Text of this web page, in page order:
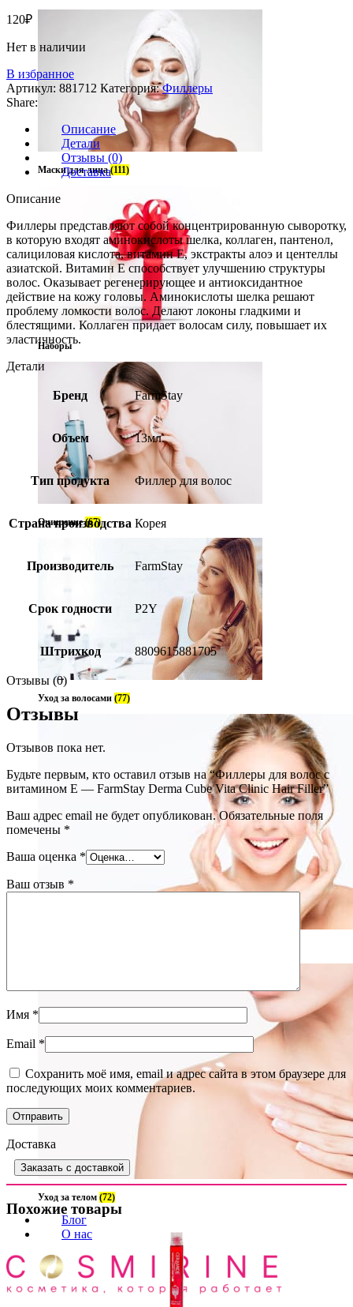
Маски для лица(111)
Наборы
Очищение(67)
Уход за волосами (77)
Уход за телом (72)
Блог
О нас
120₽
Нет в наличии
В избранное
Артикул: 881712 Категория: Филлеры
Share:
Описание
Детали
Отзывы (0)
Доставка
Описание
Филлеры представляют собой концентрированную сыворотку,
в которую входят аминокислоты шелка, коллаген, пантенол,
салициловая кислота, витамин Е, экстракты алоэ и центеллы
азиатской. Витамин Е способствует улучшению структуры
волос. Оказывает регенерирующее и антиоксидантное
действие на кожу головы. Аминокислоты шелка решают
проблему ломкости волос. Делают локоны гладкими и
блестящими. Коллаген придает волосам силу, повышает их
эластичность.
Детали
Бренд FarmStay
Объем 13мл.
Тип продукта Филлер для волос
Страна производства Корея
Производитель FarmStay
Срок годности P2Y
Штрихкод 8809615881705
Отзывы (0)
Отзывы
Отзывов пока нет.
Будьте первым, кто оставил отзыв на “Филлеры для волос с
витамином Е — FarmStay Derma Cube Vita Clinic Hair Filler”
Ваш адрес email не будет опубликован. Обязательные поля
помечены *
Ваша оценка *
Ваш отзыв *
Имя *
Email *
Сохранить моё имя, email и адрес сайта в этом браузере для
последующих моих комментариев.
Доставка
Заказать с доставкой
Похожие товары